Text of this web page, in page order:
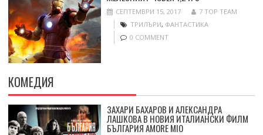
СЕПТЕМВРИ 15, 2017
7 TOP TEAM
ТРИЛЪРИ, ФАНТАСТИКА
0 COMMENT
КОМЕДИЯ
ЗАХАРИ БАХАРОВ И АЛЕКСАНДРА
ЛАШКОВА В НОВИЯ ИТАЛИАНСКИ ФИЛМ
БЪЛГАРИЯ AMORE MIO